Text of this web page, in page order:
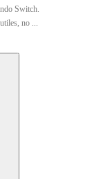
Switch.
no ...